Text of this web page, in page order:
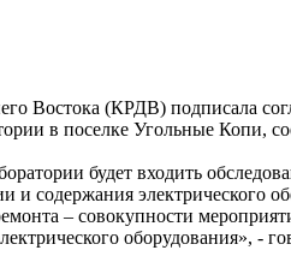
Востока (КРДВ) подписала
в поселке Угольные Копи,
будет входить
и содержания
– совокупности
оборудования»,